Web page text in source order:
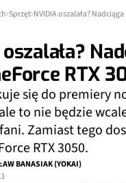
Sprzęt NVIDIA oszalała?
RTX
się do premiery
to nie będzie
Zamiast tego
RTX 3050.
BANASIAK (YOKAI)